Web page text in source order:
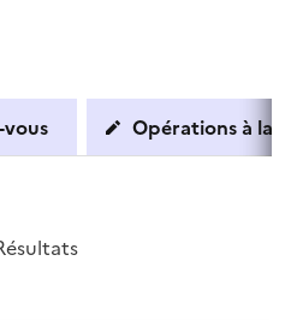
Opérations à la